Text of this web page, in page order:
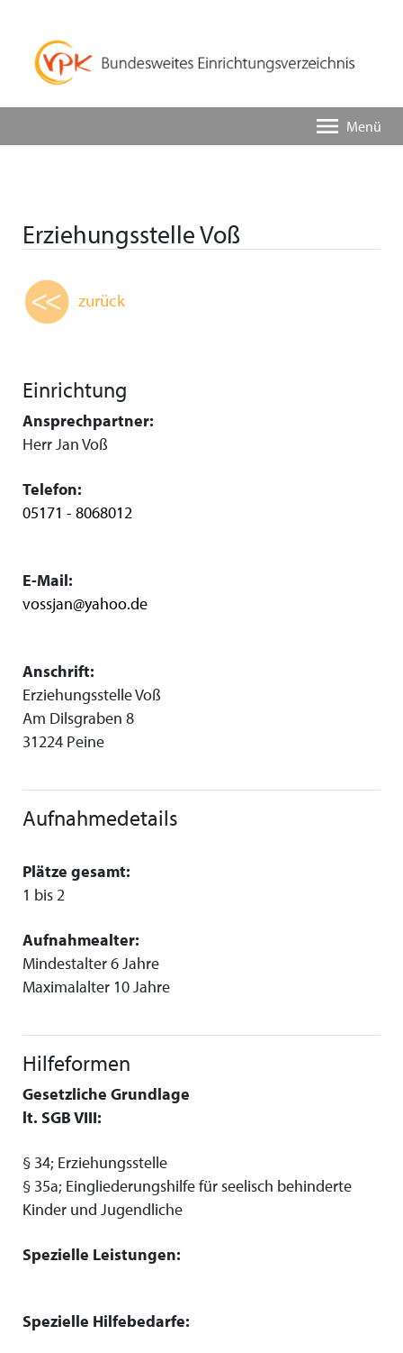
Menü
Erziehungsstelle Voß
zurück
Einrichtung
Ansprechpartner:
Herr Jan Voß
Telefon:
05171 - 8068012
E-Mail:
vossjan@yahoo.de
Anschrift:
Erziehungsstelle Voß
Am Dilsgraben 8
31224 Peine
Aufnahmedetails
Plätze gesamt:
1 bis 2
Aufnahmealter:
Mindestalter 6 Jahre
Maximalalter 10 Jahre
Hilfeformen
Gesetzliche Grundlage
lt. SGB VIII:
§ 34; Erziehungsstelle
§ 35a; Eingliederungshilfe für seelisch behinderte
Kinder und Jugendliche
Spezielle Leistungen:
Spezielle Hilfebedarfe: